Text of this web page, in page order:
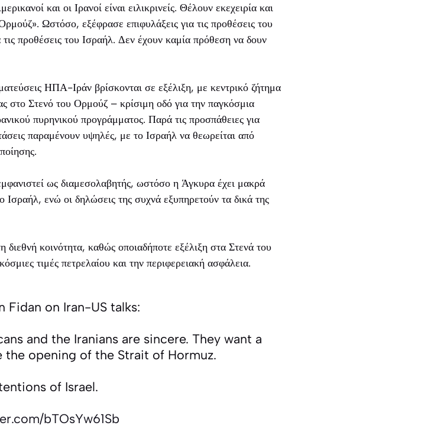
και οι Ιρανοί είναι ειλικρινείς. Θέλουν εκεχειρία και
Ωστόσο, εξέφρασε επιφυλάξεις για τις προθέσεις του
τις προθέσεις του Ισραήλ. Δεν έχουν καμία πρόθεση να δουν
ΗΠΑ-Ιράν βρίσκονται σε εξέλιξη, με κεντρικό ζήτημα
στο Στενό του Ορμούζ – κρίσιμη οδό για την παγκόσμια
πυρηνικού προγράμματος. Παρά τις προσπάθειες για
παραμένουν υψηλές, με το Ισραήλ να θεωρείται από
ως διαμεσολαβητής, ωστόσο η Άγκυρα έχει μακρά
ενώ οι δηλώσεις της συχνά εξυπηρετούν τα δικά της
διεθνή κοινότητα, καθώς οποιαδήποτε εξέλιξη στα Στενά του
τιμές πετρελαίου και την περιφερειακή ασφάλεια.
Fidan on Iran-US talks:
and the Iranians are sincere. They want a
the opening of the Strait of Hormuz.
of Israel.
bTOsYw61Sb